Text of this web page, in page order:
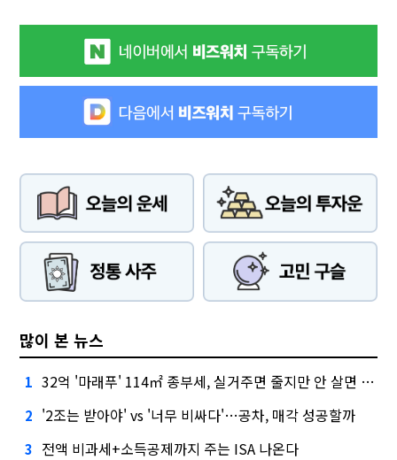
많이 본 뉴스
1 32억 '마래푸' 114㎡ 종부세, 실거주면 줄지만 안 살면 2.5배
2 '2조는 받아야' vs '너무 비싸다'…공차, 매각 성공할까
3 전액 비과세+소득공제까지 주는 ISA 나온다